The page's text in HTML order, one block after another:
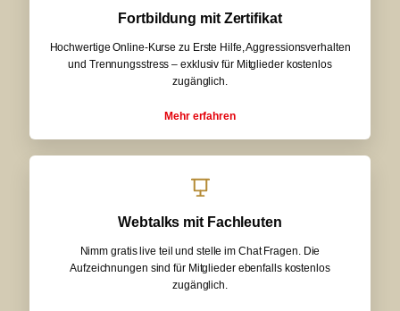
Fortbildung mit Zertifikat
Hochwertige Online-Kurse zu Erste Hilfe, Aggressionsverhalten
und Trennungsstress – exklusiv für Mitglieder kostenlos
zugänglich.
Mehr erfahren
Webtalks mit Fachleuten
Nimm gratis live teil und stelle im Chat Fragen. Die
Aufzeichnungen sind für Mitglieder ebenfalls kostenlos
zugänglich.